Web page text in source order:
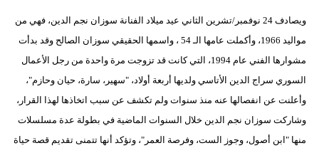
ويصادف 24 نوفمبر/تشرين الثاني عيد ميلاد الفنانة سوزان نجم الدين، فهي من
مواليد 1966، وأكملت عامها الـ 54 ، واسمها الحقيقي سوزان الصالح وقد بدأت
مشوارها الفني عام 1994، التي كانت قد تزوجت مرة واحدة من رجل الأعمال
السوري سراج الدين الأتاسي ولديها أربعة أولاد، "سهير، سارة، حيان وحازم"،
وأعلنت عن انفصالها عنه منذ سنوات ولم تكشف عن سبب اتخاذها لهذا القرار،
وشاركت سوزان نجم الدين خلال السنوات الماضية في بطولة عدة مسلسلات
منها "ابن أصول، وجوز الست، وفرصة العمر"، وتؤكد أنها تتمنى تقديم قصة حياة